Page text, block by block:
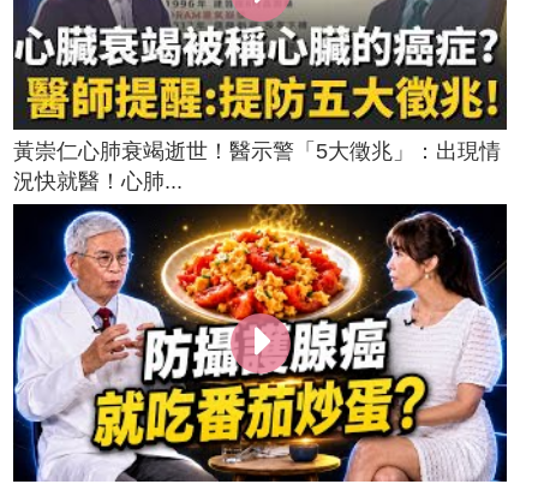
黃崇仁心肺衰竭逝世！醫示警「5大徵兆」：出現情
況快就醫！心肺...